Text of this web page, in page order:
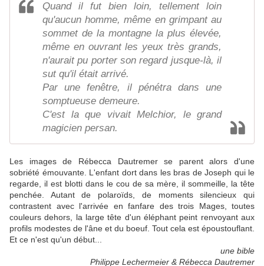
Quand il fut bien loin, tellement loin
qu'aucun homme, même en grimpant au
sommet de la montagne la plus élevée,
même en ouvrant les yeux très grands,
n'aurait pu porter son regard jusque-là, il
sut qu'il était arrivé.
Par une fenêtre, il pénétra dans une
somptueuse demeure.
C'est la que vivait Melchior, le grand
magicien persan.
Les images de Rébecca Dautremer se parent alors d'une
sobriété émouvante. L'enfant dort dans les bras de Joseph qui le
regarde, il est blotti dans le cou de sa mère, il sommeille, la tête
penchée. Autant de polaroïds, de moments silencieux qui
contrastent avec l'arrivée en fanfare des trois Mages, toutes
couleurs dehors, la large tête d'un éléphant peint renvoyant aux
profils modestes de l'âne et du boeuf. Tout cela est époustouflant.
Et ce n'est qu'un début...
une bible
Philippe Lechermeier & Rébecca Dautremer